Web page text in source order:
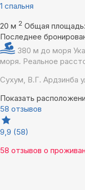
1 спальня
20 м 2 Общая
Последнее
380 м до моря
моря. Реальное
Сухум, В.Г. Ардзинба
Показать
58 отзывов
9,9 (58)
58 отзывов о